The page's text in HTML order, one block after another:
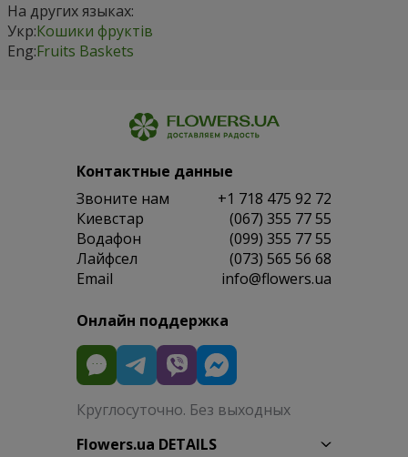
На других языках:
Укр:Кошики фруктів
Eng:Fruits Baskets
Контактные данные
Звоните нам
+1 718 475 92 72
Киевстар
(067) 355 77 55
Водафон
(099) 355 77 55
Лайфсел
(073) 565 56 68
Email
info@flowers.ua
Онлайн поддержка
Круглосуточно. Без выходных
Flowers.ua DETAILS